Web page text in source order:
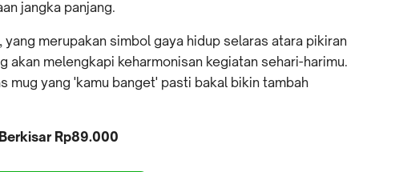
jangka panjang.
yang merupakan simbol gaya hidup selaras atara pikiran
akan melengkapi keharmonisan kegiatan sehari-harimu.
mug yang 'kamu banget' pasti bakal bikin tambah
Rp89.000